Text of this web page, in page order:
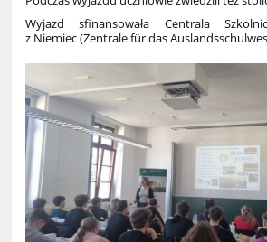
Wyjazd sfinansowała Centrala
z Niemiec (Zentrale für das